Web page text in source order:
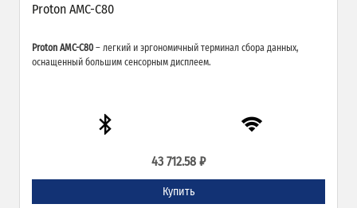
Proton AMC-C80
Proton AMC-C80 – легкий и эргономичный терминал сбора данных,
оснащенный большим сенсорным дисплеем.
43 712.58 ₽
Купить